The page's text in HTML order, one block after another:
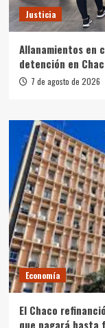
Justicia
Allanamientos en
detención en
7 de agosto de 2026
Economía
El Chaco
que pagará hasta